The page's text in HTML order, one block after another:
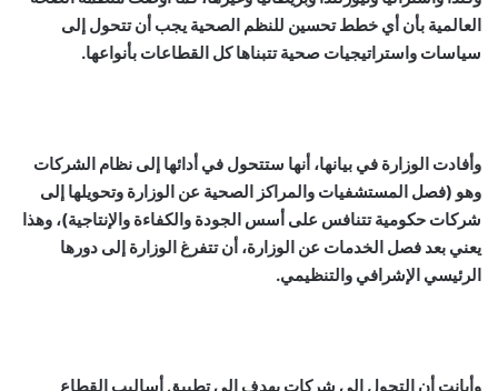
العالمية بأن أي خطط تحسين للنظم الصحية يجب أن تتحول إلى
سياسات واستراتيجيات صحية تتبناها كل القطاعات بأنواعها.
وأفادت الوزارة في بيانها، أنها ستتحول في أدائها إلى نظام الشركات
وهو (فصل المستشفيات والمراكز الصحية عن الوزارة وتحويلها إلى
شركات حكومية تتنافس على أسس الجودة والكفاءة والإنتاجية)، وهذا
يعني بعد فصل الخدمات عن الوزارة، أن تتفرغ الوزارة إلى دورها
الرئيسي الإشرافي والتنظيمي.
وأبانت أن التحول إلى شركات يهدف إلى تطبيق أساليب القطاع